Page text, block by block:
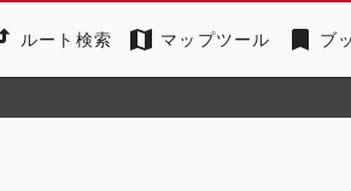
ルート検索 map マップツール bookmark ブ